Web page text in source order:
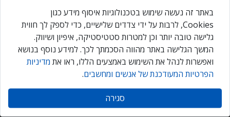
Privacy Policy
Contact Us
Our Events
אנשים ומחשבים © 2026 – כל הזכויות שמורות
באתר זה נעשה שימוש בטכנולוגיות איסוף מידע כגון
Cookies, לרבות על ידי צדדים שלישיים, כדי לספק לך חווית
גלישה טובה יותר וכן למטרות סטטיסטיקה, איפיון ושיווק.
המשך הגלישה באתר מהווה הסכמתך לכך. למידע נוסף בנושא
ואפשרות לנהל את השימוש באמצעים הללו, ראו את מדיניות
הפרטיות המעודכנת של אנשים ומחשבים.
סגירה